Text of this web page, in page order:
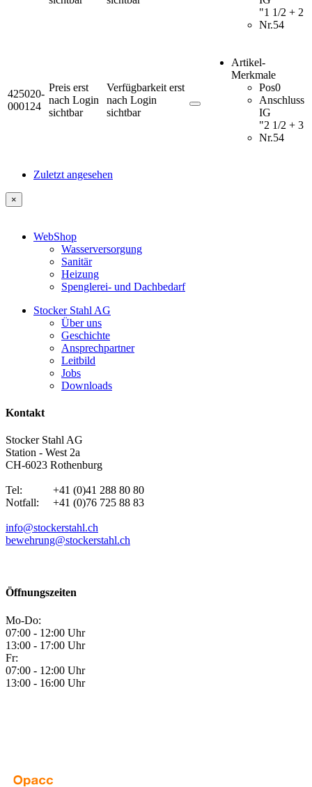
"1 1/2 + 2
Nr.54
425020-
000124
Preis erst
nach Login
sichtbar
Verfügbarkeit erst
nach Login
sichtbar
Artikel-
Merkmale
Pos0
Anschluss
IG
"2 1/2 + 3
Nr.54
Zuletzt angesehen
×
WebShop
Wasserversorgung
Sanitär
Heizung
Spenglerei- und Dachbedarf
Stocker Stahl AG
Über uns
Geschichte
Ansprechpartner
Leitbild
Jobs
Downloads
Kontakt
Stocker Stahl AG
Station - West 2a
CH-6023 Rothenburg
Tel: +41 (0)41 288 80 80
Notfall: +41 (0)76 725 88 83
info@stockerstahl.ch
bewehrung@stockerstahl.ch
Öffnungszeiten
Mo-Do:
07:00 - 12:00 Uhr
13:00 - 17:00 Uhr
Fr:
07:00 - 12:00 Uhr
13:00 - 16:00 Uhr